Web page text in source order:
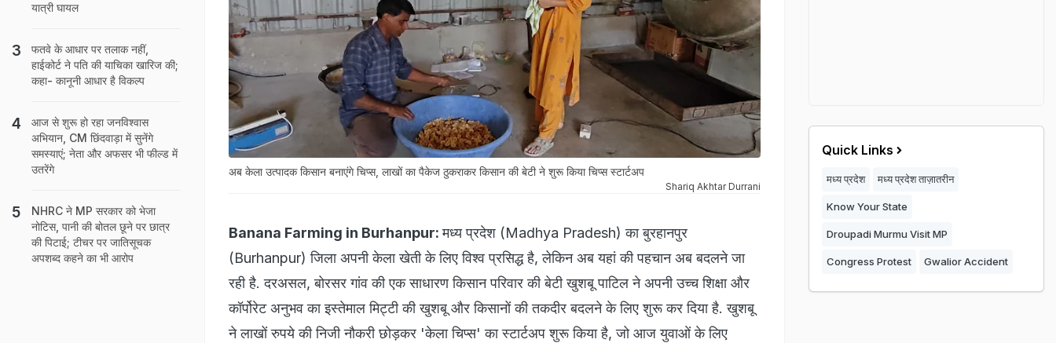
अब केला उत्पादक किसान बनाएंगे चिप्स, लाखों का पैकेज ठुकराकर किसान की बेटी ने शुरू किया चिप्स स्टार्टअप
Shariq Akhtar Durrani
Banana Farming in Burhanpur:मध्य प्रदेश (Madhya Pradesh) का बुरहानपुर
(Burhanpur) जिला अपनी केला खेती के लिए विश्व प्रसिद्ध है, लेकिन अब यहां की पहचान अब बदलने जा
रही है. दरअसल, बोरसर गांव की एक साधारण किसान परिवार की बेटी खुशबू पाटिल ने अपनी उच्च शिक्षा और
कॉर्पोरेट अनुभव का इस्तेमाल मिट्टी की खुशबू और किसानों की तकदीर बदलने के लिए शुरू कर दिया है. खुशबू
ने लाखों रुपये की निजी नौकरी छोड़कर 'केला चिप्स' का स्टार्टअप शुरू किया है, जो आज युवाओं के लिए
यात्री घायल
फतवे के आधार पर तलाक नहीं,
हाईकोर्ट ने पति की याचिका खारिज की;
कहा- कानूनी आधार है विकल्प
आज से शुरू हो रहा जनविश्वास
अभियान, CM छिंदवाड़ा में सुनेंगे
समस्याएं; नेता और अफसर भी फील्ड में
उतरेंगे
NHRC ने MP सरकार को भेजा
नोटिस, पानी की बोतल छूने पर छात्र
की पिटाई; टीचर पर जातिसूचक
अपशब्द कहने का भी आरोप
Quick Links
मध्य प्रदेश मध्य प्रदेश ताज़ातरीन
Know Your State
Droupadi Murmu Visit MP
Congress Protest Gwalior Accident